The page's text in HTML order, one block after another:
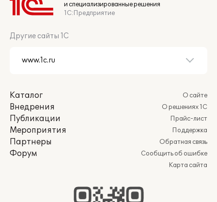
и специализированные решения
1С:Предприятие
Другие сайты 1С
Каталог
Внедрения
Публикации
Мероприятия
Партнеры
Форум
О сайте
О решениях 1С
Прайс-лист
Поддержка
Обратная связь
Сообщить об ошибке
Карта сайта